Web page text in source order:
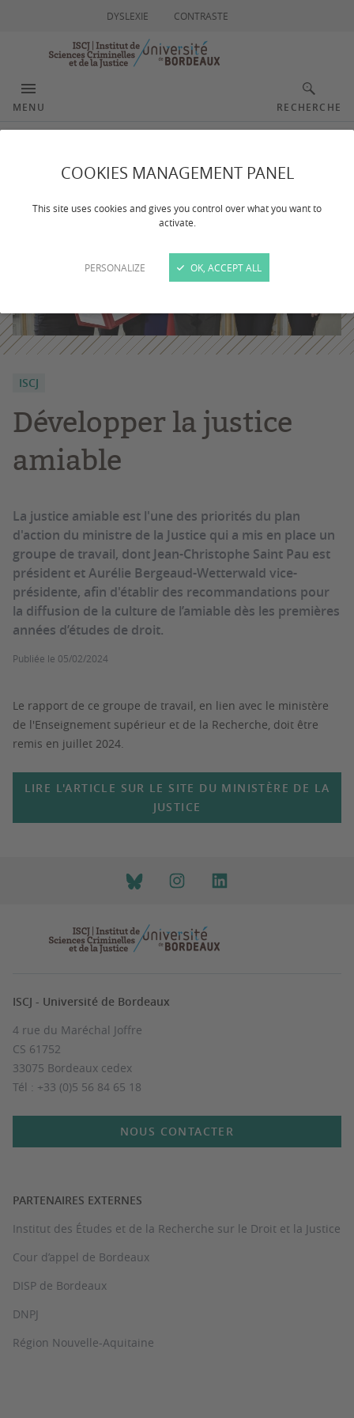
COOKIES MANAGEMENT PANEL
This site uses cookies and gives you control over what you want to
activate.
PERSONALIZE OK, ACCEPT ALL
DYSLEXIE CONTRASTE
MENU RECHERCHE
ISCJ
Développer la justice
amiable
La justice amiable est l'une des priorités du plan
d'action du ministre de la Justice qui a mis en place un
groupe de travail, dont Jean-Christophe Saint Pau est
président et Aurélie Bergeaud-Wetterwald vice-
présidente, afin d'établir des recommandations pour
la diffusion de la culture de l’amiable dès les premières
années d’études de droit.
Publiée le 05/02/2024
Le rapport de ce groupe de travail, en lien avec le ministère
de l'Enseignement supérieur et de la Recherche, doit être
remis en juillet 2024.
LIRE L'ARTICLE SUR LE SITE DU MINISTÈRE DE LA
JUSTICE
ISCJ - Université de Bordeaux
4 rue du Maréchal Joffre
CS 61752
33075 Bordeaux cedex
Tél : +33 (0)5 56 84 65 18
NOUS CONTACTER
PARTENAIRES EXTERNES
Institut des Études et de la Recherche sur le Droit et la Justice
Cour d’appel de Bordeaux
DISP de Bordeaux
DNPJ
Région Nouvelle-Aquitaine